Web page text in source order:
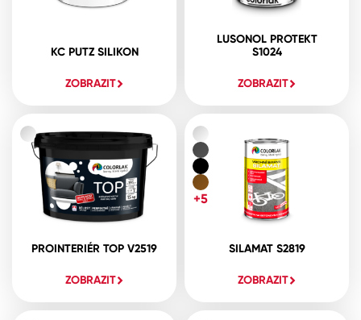
KC PUTZ SILIKON
ZOBRAZIT
LUSONOL PROTEKT
S1024
ZOBRAZIT
PROINTERIÉR TOP V2519
ZOBRAZIT
SILAMAT S2819
ZOBRAZIT
+5